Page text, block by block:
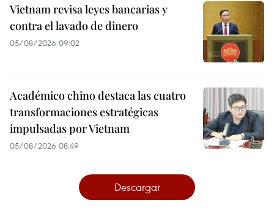
Vietnam revisa leyes bancarias y
contra el lavado de dinero
05/08/2026 09:02
Académico chino destaca las cuatro
transformaciones estratégicas
impulsadas por Vietnam
05/08/2026 08:49
Descargar